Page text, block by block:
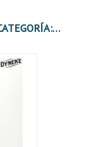
11 PRODUCTOS MÁS EN LA MISMA CATEGORÍA: